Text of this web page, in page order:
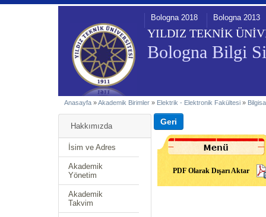
YILDIZ TEKNİK
Bologna Bilgi
Bologna 2018 Bologna 2013
Anasayfa »Akademik Birimler » Elektrik - Elektronik Fakültesi »
Hakkımızda
İsim ve Adres
Akademik
Yönetim
Akademik
Takvim
PDF Olarak Dışarı Aktar